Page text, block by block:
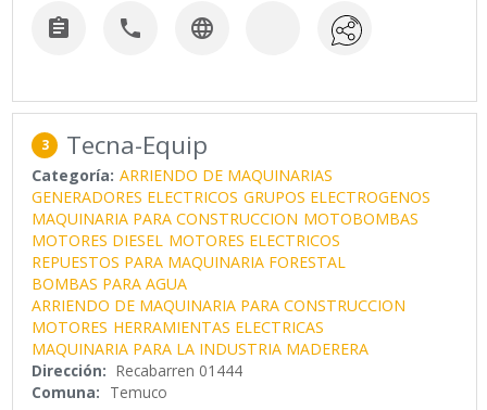
  
3 Tecna-Equip
Categoría: ARRIENDO DE MAQUINARIAS
GENERADORES ELECTRICOS GRUPOS ELECTROGENOS
MAQUINARIA PARA CONSTRUCCION MOTOBOMBAS
MOTORES DIESEL MOTORES ELECTRICOS
REPUESTOS PARA MAQUINARIA FORESTAL
BOMBAS PARA AGUA
ARRIENDO DE MAQUINARIA PARA CONSTRUCCION
MOTORES HERRAMIENTAS ELECTRICAS
MAQUINARIA PARA LA INDUSTRIA MADERERA
Dirección: Recabarren 01444
Comuna: Temuco